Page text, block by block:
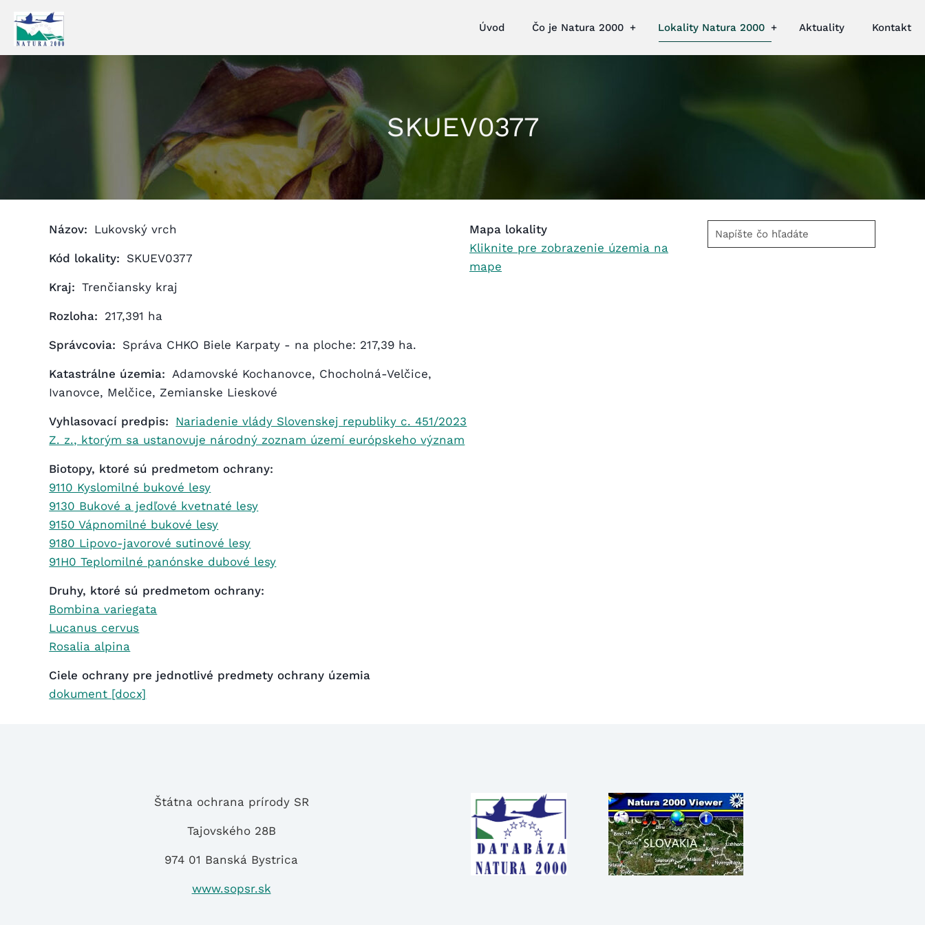
obsah
Úvod Čo je Natura 2000 Lokality Natura 2000 Aktuality Kontakt
SKUEV0377
Názov: Lukovský vrch
Kód lokality: SKUEV0377
Kraj: Trenčiansky kraj
Rozloha: 217,391 ha
Správcovia: Správa CHKO Biele Karpaty - na ploche: 217,39 ha.
Katastrálne územia: Adamovské Kochanovce, Chocholná-Velčice,
Ivanovce, Melčice, Zemianske Lieskové
Vyhlasovací predpis: Nariadenie vlády Slovenskej republiky c. 451/2023
Z. z., ktorým sa ustanovuje národný zoznam území európskeho význam
Biotopy, ktoré sú predmetom ochrany:
9110 Kyslomilné bukové lesy
9130 Bukové a jedľové kvetnaté lesy
9150 Vápnomilné bukové lesy
9180 Lipovo-javorové sutinové lesy
91H0 Teplomilné panónske dubové lesy
Druhy, ktoré sú predmetom ochrany:
Bombina variegata
Lucanus cervus
Rosalia alpina
Ciele ochrany pre jednotlivé predmety ochrany územia
dokument [docx]
Mapa lokality
Kliknite pre zobrazenie územia na
mape
Napíšte
čo
Štátna ochrana prírody SR
Tajovského 28B
974 01 Banská Bystrica
www.sopsr.sk